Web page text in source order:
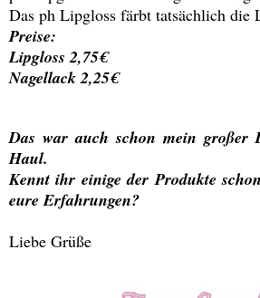
Das ph Lipgloss färbt tatsächlich die
Preise:
Lipgloss 2,75€
Nagellack 2,25€
Das war auch schon mein großer
Haul.
Kennt ihr einige der Produkte
eure Erfahrungen?
Liebe Grüße